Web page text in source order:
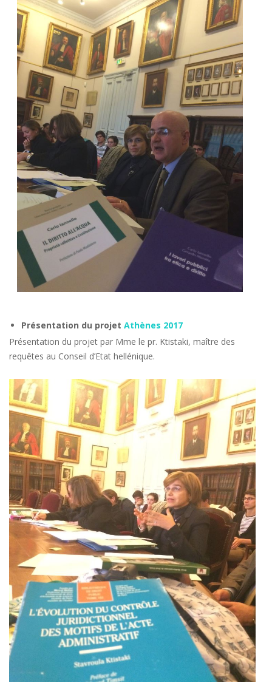
Présentation du projet Athènes 2017
Présentation du projet par Mme le pr. Ktistaki, maître des
requêtes au Conseil d’Etat hellénique.